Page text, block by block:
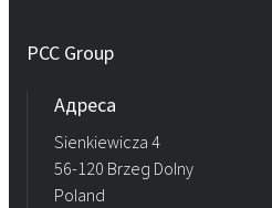
PCC Group
Адреса
Sienkiewicza 4
56-120 Brzeg Dolny
Poland